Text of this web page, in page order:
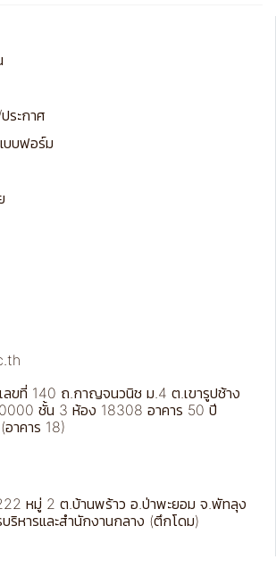
ระกาศ
บบฟอร์ม
ลขที่ 140 ถ.กาญจนวนิช ม.4 ต.เขารูปช้าง
ชั้น 3 ห้อง 18308 อาคาร 50 ปี
าคาร 18)
หมู่ 2 ต.บ้านพร้าว อ.ป่าพะยอม จ.พัทลุง
ริหารและสำนักงานกลาง (ตึกโดม)